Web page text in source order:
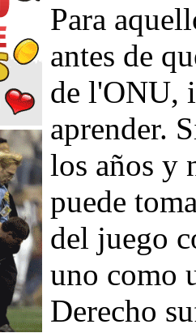
Para
antes de
de l'ONU,
aprender.
los años y
puede
del juego
uno como
Derecho